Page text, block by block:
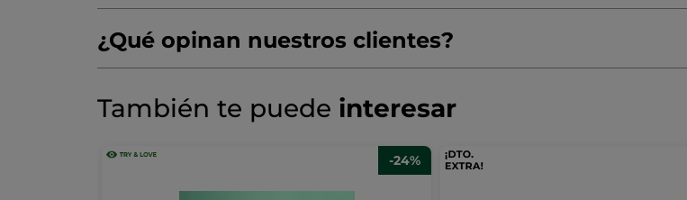
¿Qué opinan nuestros clientes?
☆☆☆☆☆
☆☆☆☆☆
valoraciones
puntuación
También te puede interesar
-24%